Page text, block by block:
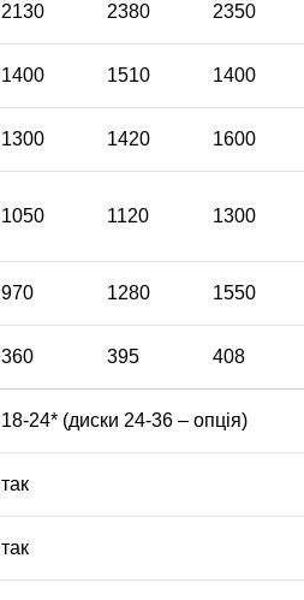
2130 2380 2350
1400 1510 1400
1300 1420 1600
1050 1120 1300
970 1280 1550
360 395 408
18-24* (диски 24-36 – опція)
так
так